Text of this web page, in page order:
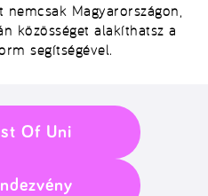
Magyarországon,
közösséget alakíthatsz a
segítségével.
Of Uni